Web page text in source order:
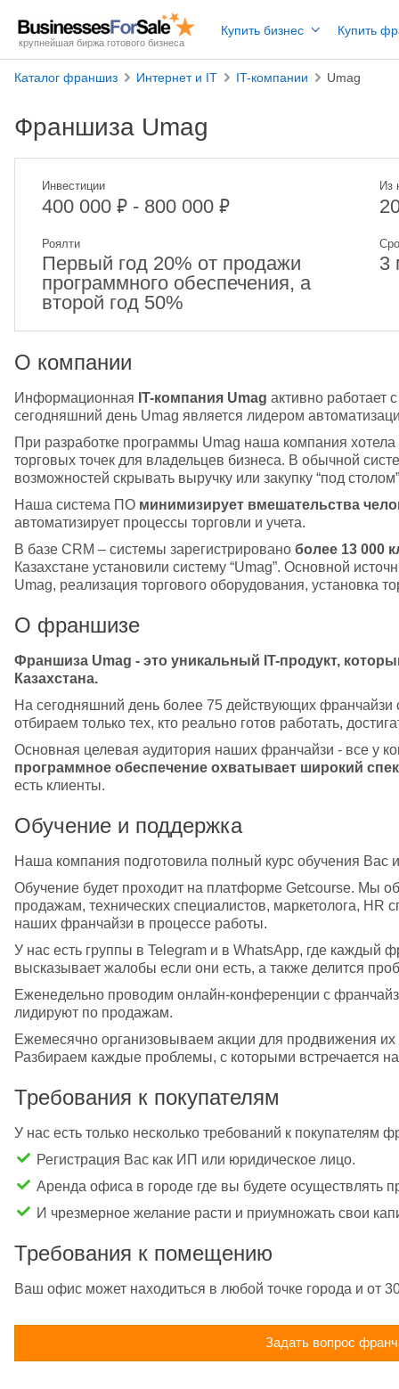
крупнейшая биржа готового бизнеса
Купить бизнес Купить
Каталог франшиз Интернет и IT IT-компании Umag
Франшиза Umag
Инвестиции
400 000 ₽ - 800 000 ₽
Из
Роялти
Первый год 20% от продажи
программного обеспечения, а
второй год 50%
3
О компании
Информационная IT-компания Umag активно работает
сегодняшний день Umag является лидером
При разработке программы Umag наша компания
торговых точек для владельцев бизнеса. В обычной
возможностей скрывать выручку или закупку “под
Наша система ПО минимизирует вмешательства
автоматизирует процессы торговли и учета.
В базе CRM – системы зарегистрировано более 13 000
Казахстане установили систему “Umag”. Основной
Umag, реализация торгового оборудования, установка
О франшизе
Франшиза Umag - это уникальный IT-продукт,
Казахстана.
На сегодняшний день более 75 действующих
отбираем только тех, кто реально готов работать,
Основная целевая аудитория наших франчайзи - все у
программное обеспечение охватывает широкий
есть клиенты.
Обучение и поддержка
Наша компания подготовила полный курс обучения Вас
Обучение будет проходит на платформе Getcourse. Мы
продажам, технических специалистов, маркетолога, HR
наших франчайзи в процессе работы.
У нас есть группы в Telegram и в WhatsApp, где каждый
высказывает жалобы если они есть, а также делится
Еженедельно проводим онлайн-конференции с
лидируют по продажам.
Ежемесячно организовываем акции для продвижения
Разбираем каждые проблемы, с которыми встречается
Требования к покупателям
У нас есть только несколько требований к покупателям
Регистрация Вас как ИП или юридическое лицо.
Аренда офиса в городе где вы будете осуществлять
И чрезмерное желание расти и приумножать свои
Требования к помещению
Ваш офис может находиться в любой точке города и от
Задать вопрос